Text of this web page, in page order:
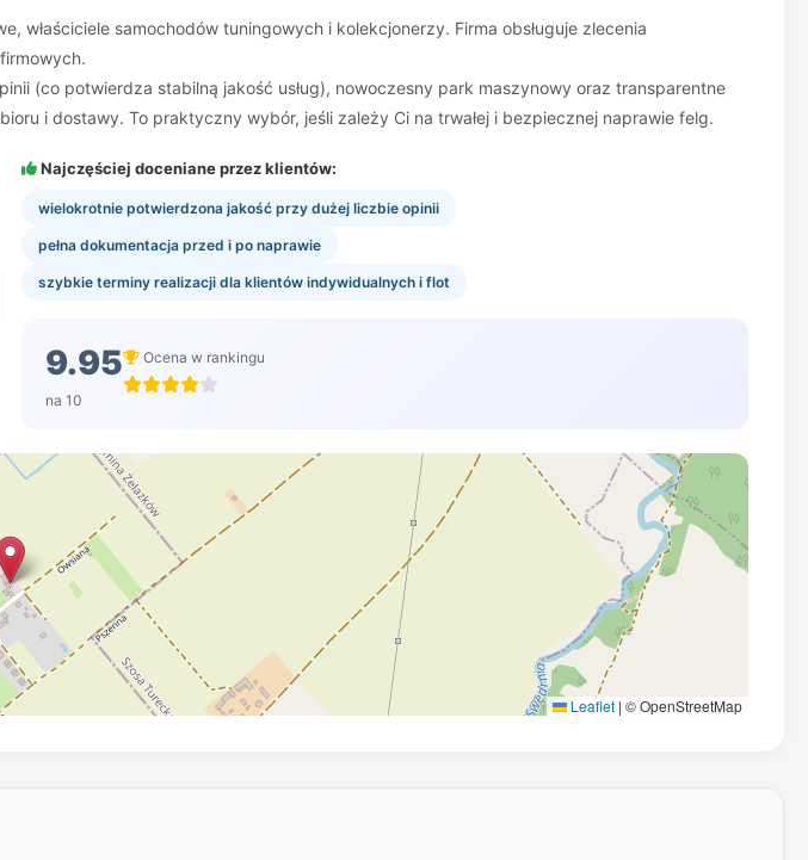
właściciele samochodów tuningowych i kolekcjonerzy. Firma obsługuje zlecenia
(co potwierdza stabilną jakość usług), nowoczesny park maszynowy oraz transparentne
i dostawy. To praktyczny wybór, jeśli zależy Ci na trwałej i bezpiecznej naprawie felg.
Najczęściej doceniane przez klientów:
wielokrotnie potwierdzona jakość przy dużej liczbie opinii
pełna dokumentacja przed i po naprawie
szybkie terminy realizacji dla klientów indywidualnych i flot
9.95
na 10
Ocena w rankingu
Leaflet | © OpenStreetMap